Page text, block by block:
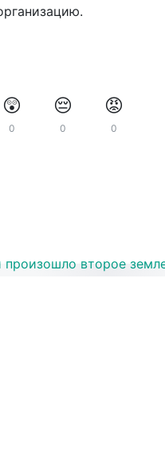
😲
0
😔
0
😡
0